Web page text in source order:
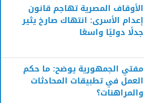
الأوقاف المصرية تهاجم قانون
إعدام الأسرى: انتهاك صارخ يثير
جدلًا دوليًا واسعًا
مفتي الجمهورية يوضح: ما حكم
العمل في تطبيقات المحادثات
والمراهنات؟